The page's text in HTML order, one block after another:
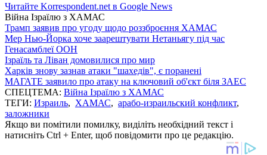
Читайте Korrespondent.net в Google News
Війна Ізраїлю з ХАМАС
Трамп заявив про угоду щодо роззброєння ХАМАС
Мер Нью-Йорка хоче заарештувати Нетаньягу під час
Генасамблеї ООН
Ізраїль та Ліван домовилися про мир
Харків знову зазнав атаки "шахедів", є поранені
МАГАТЕ заявило про атаку на ключовий об'єкт біля ЗАЕС
СПЕЦТЕМА: Війна Ізраїлю з ХАМАС
ТЕГИ: Израиль, ХАМАС, арабо-израильский конфликт,
заложники
Якщо ви помітили помилку, виділіть необхідний текст і
натисніть Ctrl + Enter, щоб повідомити про це редакцію.